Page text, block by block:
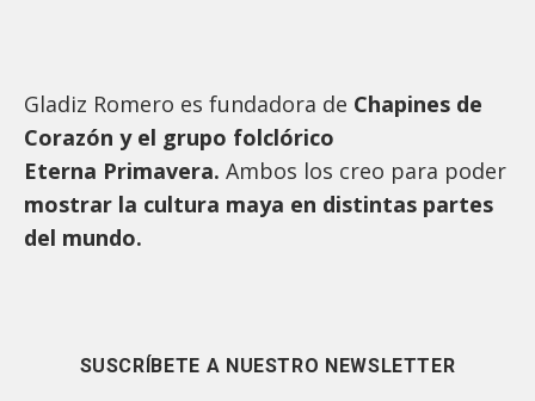
Gladiz Romero es fundadora de Chapines de
Corazón y el grupo folclórico
Eterna Primavera. Ambos los creo para poder
mostrar la cultura maya en distintas partes
del mundo.
SUSCRÍBETE A NUESTRO NEWSLETTER